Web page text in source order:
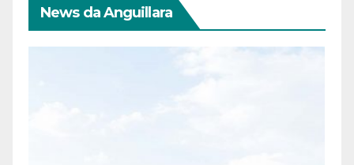
News da Anguillara